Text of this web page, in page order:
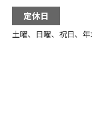
定休日
土曜、日曜、祝日、